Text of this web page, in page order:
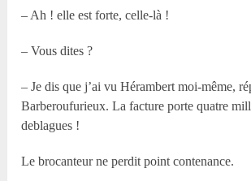
– Ah ! elle est forte, celle-là !
– Vous dites ?
– Je dis que j’ai vu Hérambert moi-même,
Barberoufurieux. La facture porte quatre
deblagues !
Le brocanteur ne perdit point contenance.